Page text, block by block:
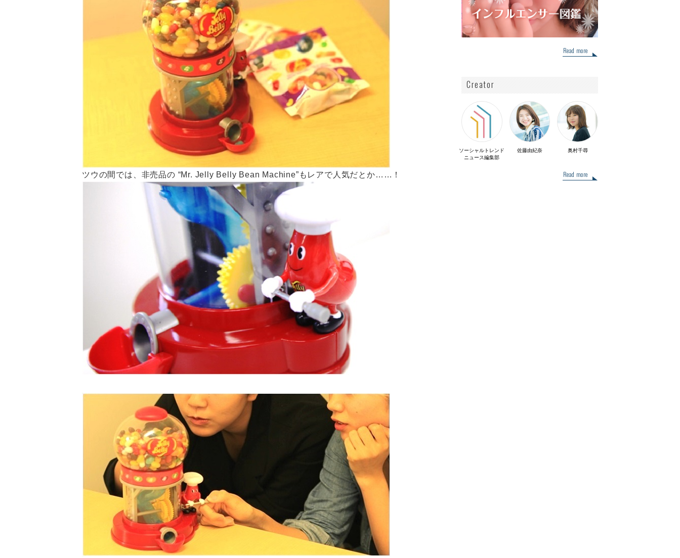
ツウの間では、非売品の “Mr. Jelly Belly Bean Machine”もレアで人気だとか……！
Read more
Creator
ソーシャルトレンド
ニュース編集部
佐藤由紀奈 奥村千尋
Read more